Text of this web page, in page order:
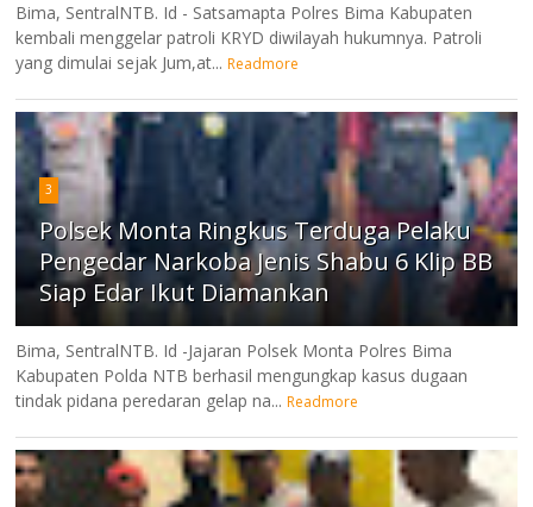
Bima, SentralNTB. Id - Satsamapta Polres Bima Kabupaten
kembali menggelar patroli KRYD diwilayah hukumnya. Patroli
yang dimulai sejak Jum,at... Readmore
3
Polsek Monta Ringkus Terduga Pelaku
Pengedar Narkoba Jenis Shabu 6 Klip BB
Siap Edar Ikut Diamankan
Bima, SentralNTB. Id -Jajaran Polsek Monta Polres Bima
Kabupaten Polda NTB berhasil mengungkap kasus dugaan
tindak pidana peredaran gelap na... Readmore